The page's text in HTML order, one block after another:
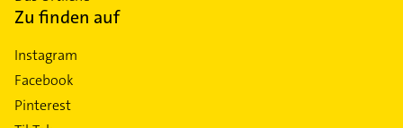
Zu finden auf
Instagram
Facebook
Pinterest